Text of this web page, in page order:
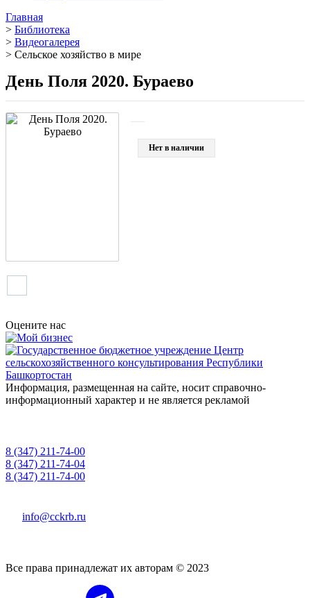
Главная
> Библиотека
> Видеогалерея
> Сельское хозяйство в мире
День Поля 2020. Бураево
Нет в наличии
Оцените нас
Информация, размещенная на сайте, носит справочно-
информационный характер и не является рекламой
8 (347) 211-74-00
8 (347) 211-74-04
8 (347) 211-74-00
info@cckrb.ru
Все права принадлежат их авторам © 2023